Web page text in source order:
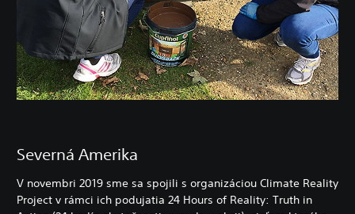
Severná Amerika
V novembri 2019 sme sa spojili s organizáciou Climate Reality
Project v rámci ich podujatia 24 Hours of Reality: Truth in